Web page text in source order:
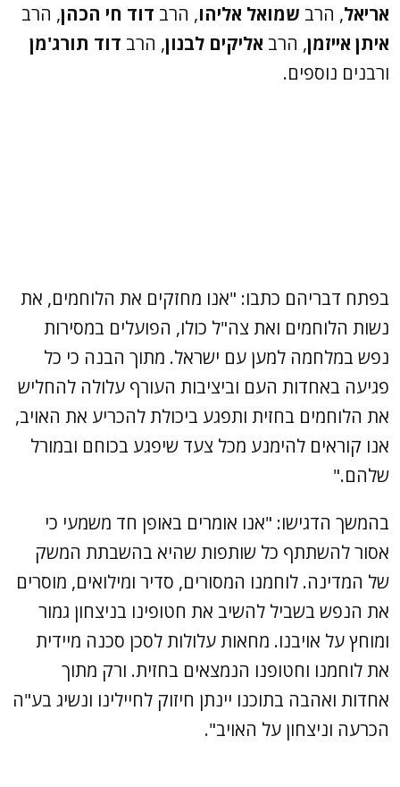
אריאל, הרב שמואל אליהו, הרב דוד חי הכהן, הרב
איתן אייזמן, הרב אליקים לבנון, הרב דוד תורג'מן
ורבנים נוספים.
בפתח דבריהם כתבו: "אנו מחזקים את הלוחמים, את
נשות הלוחמים ואת צה"ל כולו, הפועלים במסירות
נפש במלחמה למען עם ישראל. מתוך הבנה כי כל
פגיעה באחדות העם וביציבות העורף עלולה להחליש
את הלוחמים בחזית ותפגע ביכולת להכריע את האויב,
אנו קוראים להימנע מכל צעד שיפגע בכוחם ובמורל
שלהם."
בהמשך הדגישו: "אנו אומרים באופן חד משמעי כי
אסור להשתתף כל שותפות שהיא בהשבתת המשק
של המדינה. לוחמנו המסורים, סדיר ומילואים, מוסרים
את הנפש בשביל להשיב את חטופינו בניצחון גמור
ומוחץ על אויבנו. מחאות עלולות לסכן סכנה מיידית
את לוחמנו וחטופנו הנמצאים בחזית. ורק מתוך
אחדות ואהבה בתוכנו יינתן חיזוק לחיילינו ונשיג בע"ה
הכרעה וניצחון על האויב".